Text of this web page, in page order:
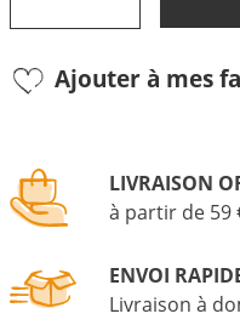
Ajouter à mes
LIVRAISON
à partir de 59
ENVOI
Livraison à